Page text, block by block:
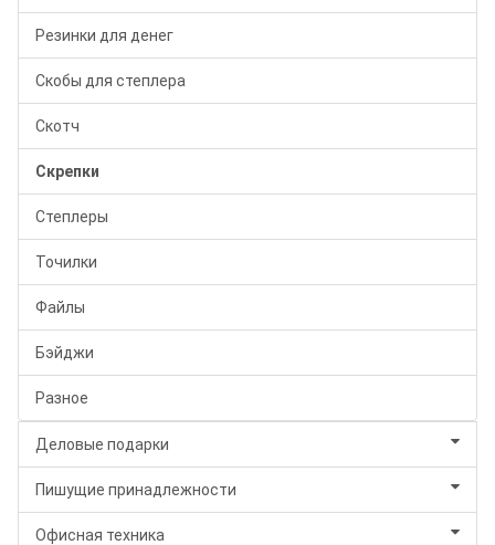
Резинки для денег
Скобы для степлера
Скотч
Скрепки
Степлеры
Точилки
Файлы
Бэйджи
Разное
Деловые подарки
Пишущие принадлежности
Офисная техника